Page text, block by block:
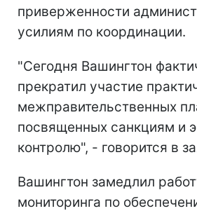
приверженности
усилиям по координации.
"Сегодня Вашингтон
прекратил участие
межправительственных
посвященных санкциям и
контролю", - говорится в
Вашингтон замедлил
мониторинга по